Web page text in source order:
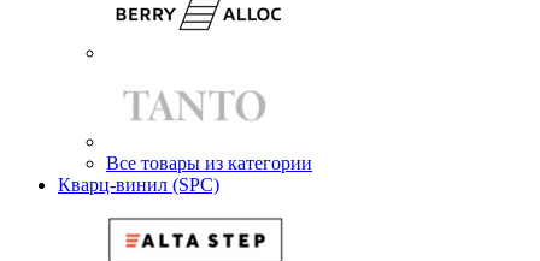
Все товары из категории
Кварц-винил (SPC)